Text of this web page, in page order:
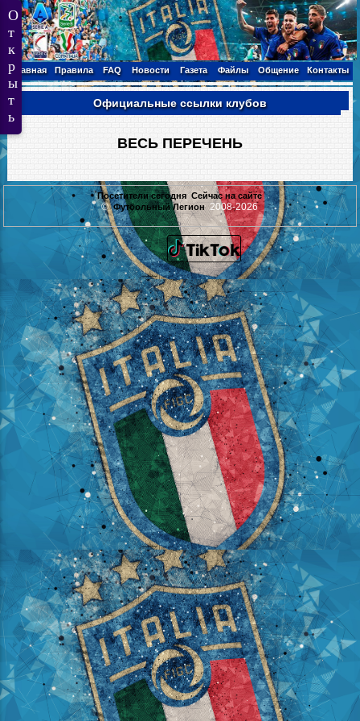
Главная Правила FAQ Новости Газета Файлы Общение Контакты
Официальные ссылки клубов
ВЕСЬ ПЕРЕЧЕНЬ
Посетители сегодня Сейчас на сайте
© Футбольный Легион 2008-2026